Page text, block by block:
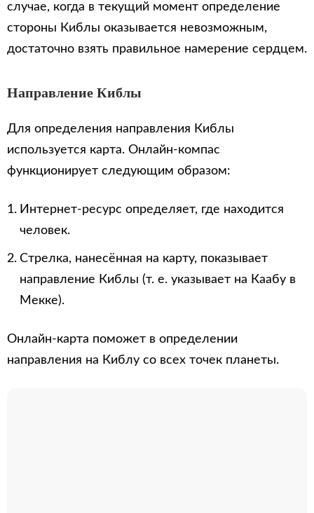
случае, когда в текущий момент определение
стороны Киблы оказывается невозможным,
достаточно взять правильное намерение сердцем.
Направление Киблы
Для определения направления Киблы
используется карта. Онлайн-компас
функционирует следующим образом:
Интернет-ресурс определяет, где находится
человек.
Стрелка, нанесённая на карту, показывает
направление Киблы (т. е. указывает на Каабу в
Мекке).
Онлайн-карта поможет в определении
направления на Киблу со всех точек планеты.